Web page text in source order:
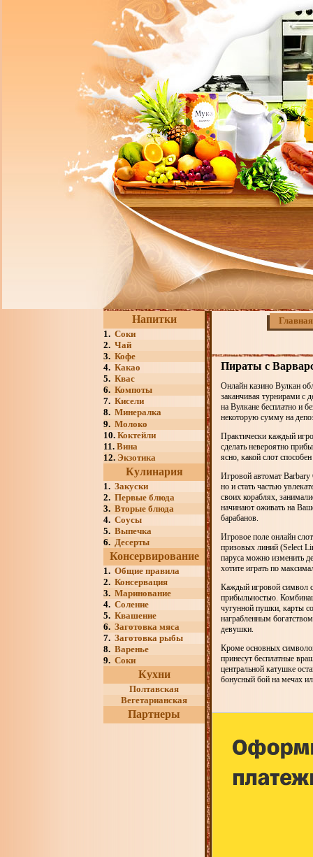
Напитки
1. Соки
2. Чай
3. Кофе
4. Какао
5. Квас
6. Компоты
7. Кисели
8. Минералка
9. Молоко
10. Коктейли
11. Вина
12. Экзотика
Кулинария
1. Закуски
2. Первые блюда
3. Вторые блюда
4. Соусы
5. Выпечка
6. Десерты
Консервирование
1. Общие правила
2. Консервация
3. Маринование
4. Соление
5. Квашение
6. Заготовка мяса
7. Заготовка рыбы
8. Варенье
9. Соки
Кухни
Полтавская
Вегетарианская
Партнеры
Главная
Пираты с
Онлайн казино Вулкан
заканчивая турнирами с
на Вулкане бесплатно и
некоторую сумму на
Практически каждый
сделать невероятно
ясно, какой слот
Игровой автомат Barbary
но и стать частью
своих кораблях,
начинают оживать на
барабанов.
Игровое поле онлайн
призовых линий (Select
паруса можно изменить
хотите играть по
Каждый игровой символ
прибыльностью.
чугунной пушки, карты
награбленным
девушки.
Кроме основных
принесут бесплатные
центральной катушке
бонусный бой на мечах